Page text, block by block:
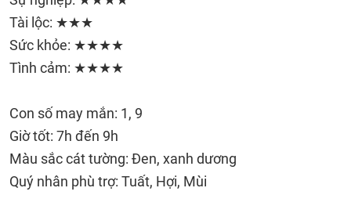
Tài lộc: ★★★
Sức khỏe: ★★★★
Tình cảm: ★★★★
Con số may mắn: 1, 9
Giờ tốt: 7h đến 9h
Màu sắc cát tường: Đen, xanh dương
Quý nhân phù trợ: Tuất, Hợi, Mùi